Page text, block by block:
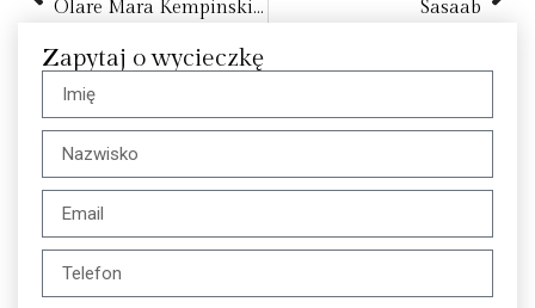
Olare Mara Kempinski Masai Mara
Sasaab
Zapytaj o wycieczkę